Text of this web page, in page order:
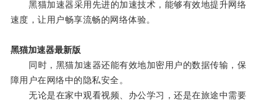
黑猫加速器采用先进的加速技术，能够有效地提升网络
速度，让用户畅享流畅的网络体验。
黑猫加速器最新版
同时，黑猫加速器还能有效地加密用户的数据传输，保
障用户在网络中的隐私安全。
无论是在家中观看视频、办公学习，还是在旅途中需要